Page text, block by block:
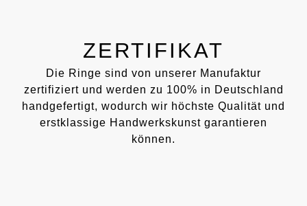
ZERTIFIKAT
Die Ringe sind von unserer Manufaktur
zertifiziert und werden zu 100% in Deutschland
handgefertigt, wodurch wir höchste Qualität und
erstklassige Handwerkskunst garantieren
können.